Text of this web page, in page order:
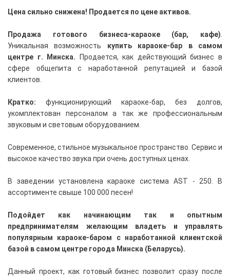
Цена сильно снижена! Продается по цене активов.
Продажа готового бизнеса-караоке (бар, кафе)
Уникальная возможность купить караоке-бар в самом
центре г. Минска.
Продается,как действующийбизнес в
сфере общепита с наработанной репутацией и базой
клиентов
Кратко: функционирующий караоке-бар, без долгов,
укомплектован персоналом а так же профессиональным
звуковым и световым оборудованием.
Современное, стильное музыкальное пространство. Сервис и
высокое качество звука при очень доступных ценах.
В заведении установлена караоке система AST - 250. В
ассортименте свыше 100 000 песен!
Подойдет как начинающим так и опытным
предпринимателям желающим владеть и управлять
популярным караоке-баром с наработанной клиентской
базой в самом центре города Минска (Беларусь).
Данный проект, как готовый бизнес позволит сразу после